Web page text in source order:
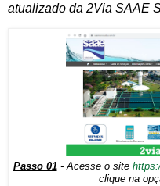
atualizado da 2Via SAAE
Passo 01- Acesse o site
clique na